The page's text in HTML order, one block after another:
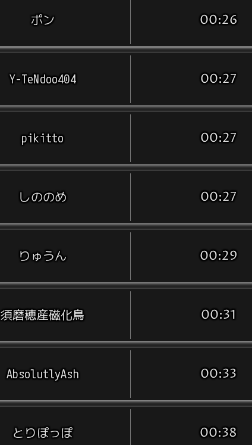
ポン 00:26
Y-TeNdoo404 00:27
pikitto 00:27
しののめ 00:27
りゅうん 00:29
須磨穂産磁化鳥 00:31
AbsolutlyAsh 00:33
とりぽっぽ 00:38